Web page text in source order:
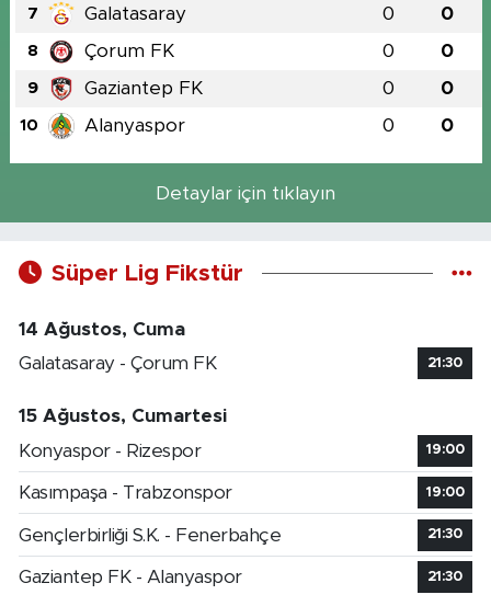
7 Galatasaray 0 0
8 Çorum FK 0 0
9 Gaziantep FK 0 0
10 Alanyaspor 0 0
Detaylar için tıklayın
Süper Lig Fikstür
14 Ağustos, Cuma
Galatasaray - Çorum FK
21:30
15 Ağustos, Cumartesi
Konyaspor - Rizespor
19:00
Kasımpaşa - Trabzonspor 19:00
Gençlerbirliği S.K. - Fenerbahçe 21:30
Gaziantep FK - Alanyaspor 21:30